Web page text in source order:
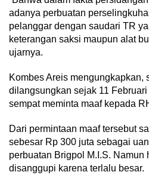
adanya perbuatan
pelanggar dengan saudari TR
keterangan saksi maupun alat
ujarnya.
Kombes Areis mengungkapkan,
dilangsungkan sejak 11
sempat meminta maaf kepada
Dari permintaan maaf tersebut
sebesar Rp 300 juta sebagai
perbuatan Brigpol M.I.S. Namun
disanggupi karena terlalu besar.